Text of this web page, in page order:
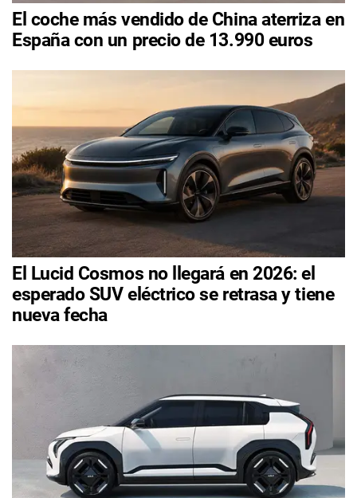
El coche más vendido de China aterriza en
España con un precio de 13.990 euros
El Lucid Cosmos no llegará en 2026: el
esperado SUV eléctrico se retrasa y tiene
nueva fecha